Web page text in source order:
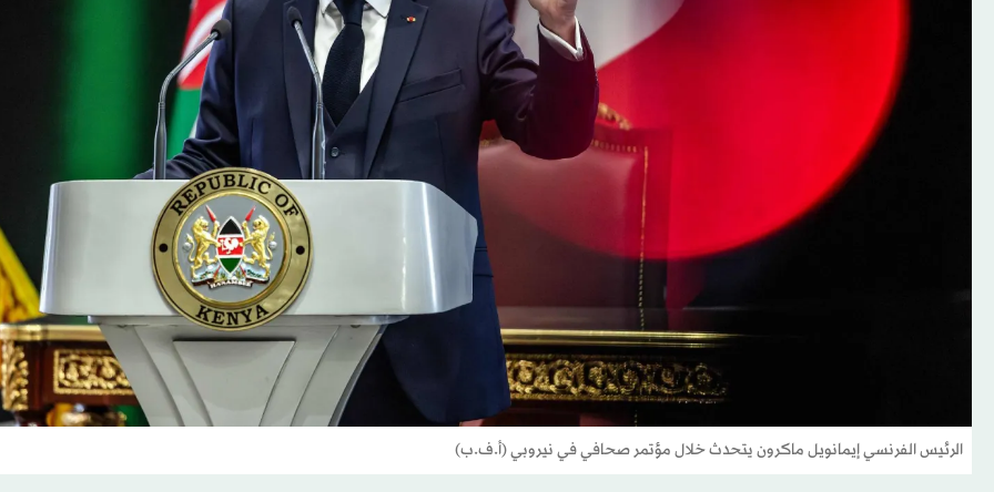
الرئيس الفرنسي إيمانويل ماكرون يتحدث خلال مؤتمر صحافي في نيروبي (أ.ف.ب)